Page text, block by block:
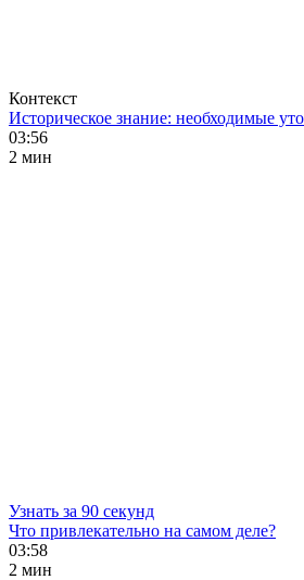
Контекст
Историческое знание: необходимые
03:56
2 мин
Узнать за 90 секунд
Что привлекательно на самом деле?
03:58
2 мин